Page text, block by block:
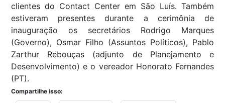
clientes do Contact Center em São Luís. Também
estiveram presentes durante a cerimônia de
inauguração os secretários Rodrigo Marques
(Governo), Osmar Filho (Assuntos Políticos), Pablo
Zarthur Rebouças (adjunto de Planejamento e
Desenvolvimento) e o vereador Honorato Fernandes
(PT).
Compartilhe isso: